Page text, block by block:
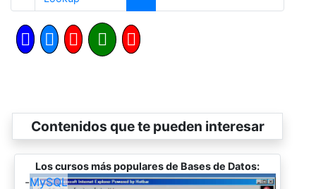
Contenidos que te pueden interesar
Los cursos más populares de Bases de Datos:
-MySQL